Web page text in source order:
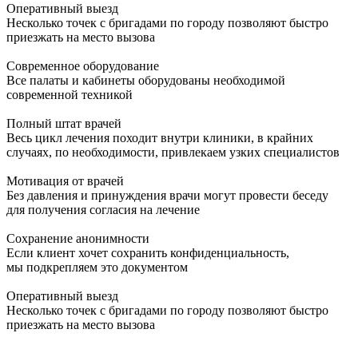
Оперативный выезд
Несколько точек с бригадами по городу позволяют быстро
приезжать на место вызова
Современное оборудование
Все палаты и кабинеты оборудованы необходимой
современной техникой
Полный штат врачей
Весь цикл лечения походит внутри клиники, в крайних
случаях, по необходимости, привлекаем узких специалистов
Мотивация от врачей
Без давления и принуждения врачи могут провести беседу
для получения согласия на лечение
Сохранение анонимности
Если клиент хочет сохранить конфиденциальность,
мы подкрепляем это документом
Оперативный выезд
Несколько точек с бригадами по городу позволяют быстро
приезжать на место вызова